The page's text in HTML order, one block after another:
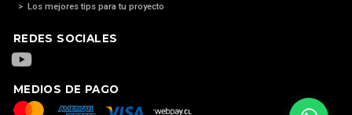
> Los mejores tips para tu proyecto
REDES SOCIALES
MEDIOS DE PAGO